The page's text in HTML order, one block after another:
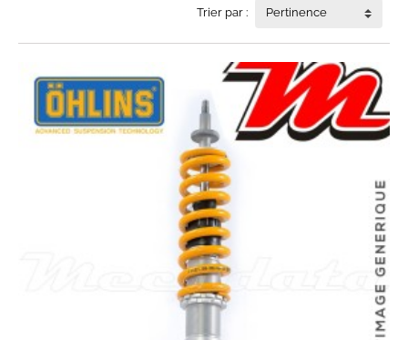
Trier par : Pertinence